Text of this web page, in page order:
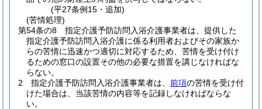
(平27条例15・追加)
(苦情処理)
第54条の8
指定介護予防訪問入浴介護事業者は、提供した
指定介護予防訪問入浴介護に係る利用者およびその家族か
らの苦情に迅速かつ適切に対応するため、苦情を受け付け
るための窓口の設置その他の必要な措置を講じなければな
らない。
2
指定介護予防訪問入浴介護事業者は、 前項の苦情を受け付
けた場合は、当該苦情の内容等を記録しなければならな
い。